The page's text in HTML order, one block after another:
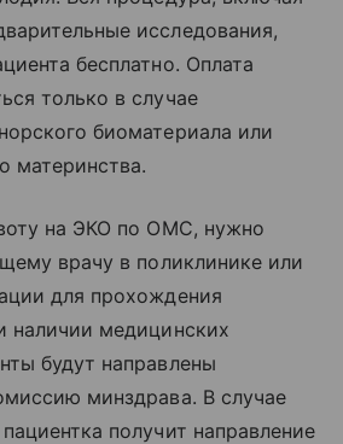
исследования,
бесплатно. Оплата
только в случае
биоматериала или
материнства.
на ЭКО по ОМС, нужно
врачу в поликлинике или
для прохождения
наличии медицинских
будут направлены
минздрава. В случае
получит направление